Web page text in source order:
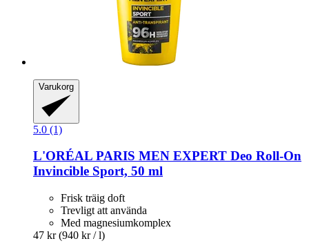
Varukorg
5.0 (1)
L'ORÉAL PARIS MEN EXPERT Deo Roll-​On
Invincible Sport, 50 ml
Frisk träig doft
Trevligt att använda
Med magnesiumkomplex
47 kr (940 kr / l)